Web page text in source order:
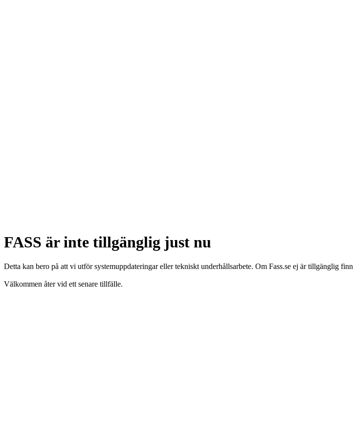
FASS är inte tillgänglig just nu
Detta kan bero på att vi utför systemuppdateringar eller tekniskt underhållsarbete. Om Fass.se ej är tillgänglig
Välkommen åter vid ett senare tillfälle.